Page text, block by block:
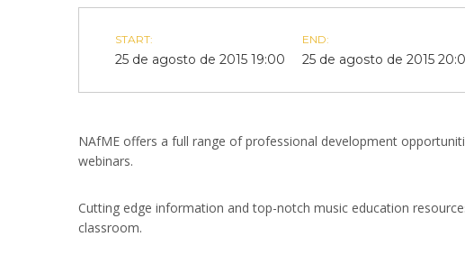
START:
25 de agosto de 2015 19:00
END:
25 de agosto de 2015
NAfME offers a full range of professional development
webinars.
Cutting edge information and top-notch music education
classroom.